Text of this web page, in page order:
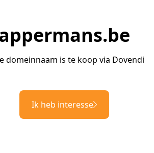
domeinnaam is te koop via Dovendi
Ik heb interesse